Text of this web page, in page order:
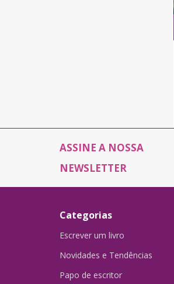
ASSINE A NOSSA
NEWSLETTER
Categorias
Escrever um livro
Novidades e Tendências
Papo de escritor